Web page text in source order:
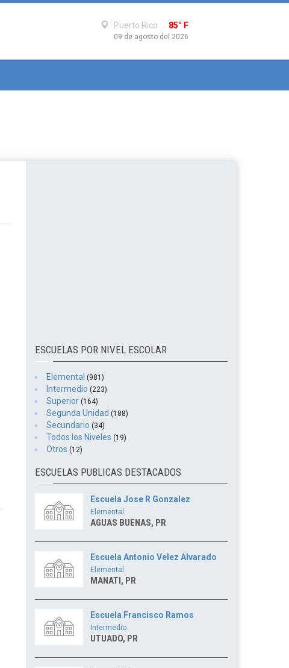
Puerto Rico 85° F
09 de agosto del 2026
ESCUELAS POR NIVEL ESCOLAR
Elemental (981)
Intermedio (223)
Superior (164)
Segunda Unidad (188)
Secundario (34)
Todos los Niveles (19)
Otros (12)
ESCUELAS PUBLICAS DESTACADOS
Escuela Jose R Gonzalez
Elemental
AGUAS BUENAS, PR
Escuela Antonio Velez Alvarado
Elemental
MANATI, PR
Escuela Francisco Ramos
Intermedio
UTUADO, PR